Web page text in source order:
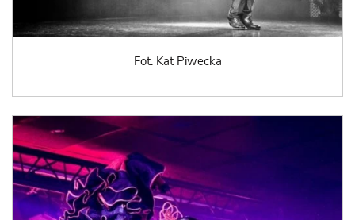
Fot. Kat Piwecka